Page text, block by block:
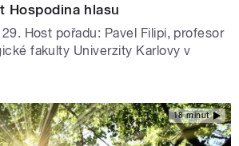
Hospodina hlasu
Host pořadu: Pavel Filipi, profesor
fakulty Univerzity Karlovy v
18 minut